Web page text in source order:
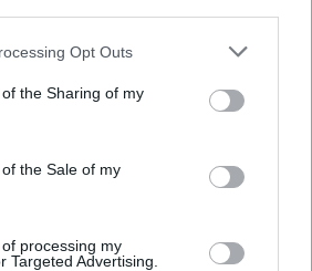
Opt Outs
the Sharing of my
the Sale of my
processing my
Targeted Advertising.